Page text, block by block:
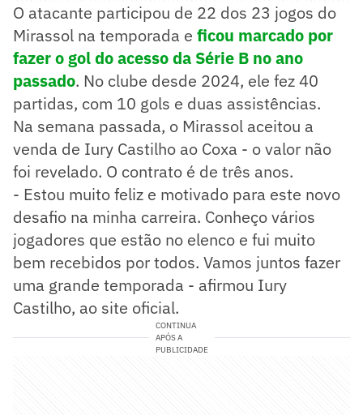
O atacante participou de 22 dos 23 jogos do
Mirassol na temporada e ficou marcado por
fazer o gol do acesso da Série B no ano
passado. No clube desde 2024, ele fez 40
partidas, com 10 gols e duas assistências.
Na semana passada, o Mirassol aceitou a
venda de Iury Castilho ao Coxa - o valor não
foi revelado. O contrato é de três anos.
- Estou muito feliz e motivado para este novo
desafio na minha carreira. Conheço vários
jogadores que estão no elenco e fui muito
bem recebidos por todos. Vamos juntos fazer
uma grande temporada - afirmou Iury
Castilho, ao site oficial.
CONTINUA
APÓS A
PUBLICIDADE